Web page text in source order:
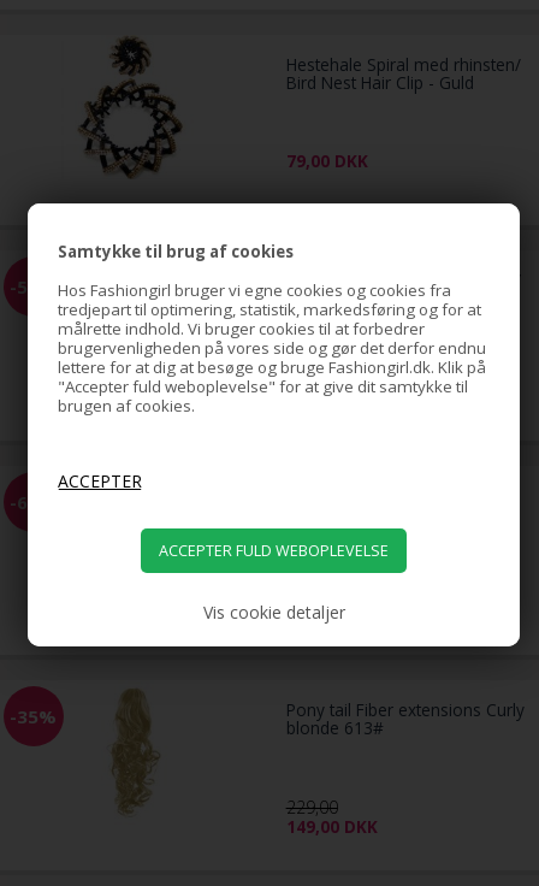
Samtykke til brug af cookies
Hos Fashiongirl bruger vi egne cookies og cookies fra
tredjepart til optimering, statistik, markedsføring og for at
målrette indhold. Vi bruger cookies til at forbedrer
brugervenligheden på vores side og gør det derfor endnu
lettere for at dig at besøge og bruge Fashiongirl.dk. Klik på
"Accepter fuld weboplevelse" for at give dit samtykke til
brugen af cookies.
Vis cookie detaljer
Hestehale Spiral med rhinsten/
Bird Nest Hair Clip - Guld
79,00 DKK
-51% Hestehale Spiral med rhinsten/
Bird Nest Hair Clip - Sølv
79,00
39,00DKK
-61%
19,00DKK
-35% Pony tail Fiber extensions Curly
blonde 613#
229,00
149,00 DKK